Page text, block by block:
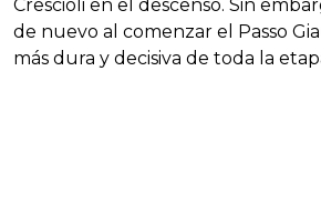
Crescioli en el descenso. Sin
de nuevo al comenzar el Passo
más dura y decisiva de toda la